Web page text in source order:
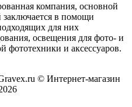
компания, основной
заключается в помощи
для них
освещения для фото- и
фототехники и аксессуаров.
© Интернет-магазин